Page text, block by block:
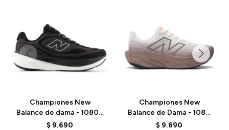
Championes New
Balance de dama - 1080 -
W1080815 - BLACK
$ 9.690
Championes New
Balance de Dama - 1080
V14 - W108014E -
$ 9.690